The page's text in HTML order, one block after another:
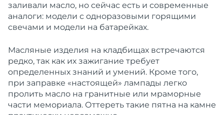
заливали масло, но сейчас есть и современные
аналоги: модели с одноразовыми горящими
свечами и модели на батарейках.
Масляные изделия на кладбищах встречаются
редко, так как их зажигание требует
определенных знаний и умений. Кроме того,
при заправке «настоящей» лампады легко
пролить масло на гранитные или мраморные
части мемориала. Оттереть такие пятна на камне